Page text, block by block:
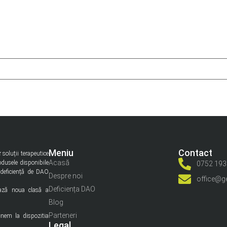
soluții terapeutice
disponibile
de DAO
noua clasă a
la dispozitia
Meniu
Acasă
Despre noi
Deficiența DAO
Blog
Parteneri
Contact
0752